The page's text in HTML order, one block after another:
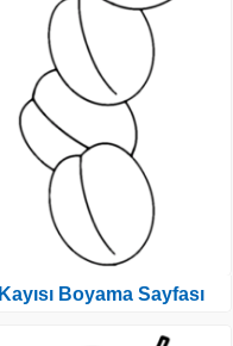
Kayısı Boyama Sayfası